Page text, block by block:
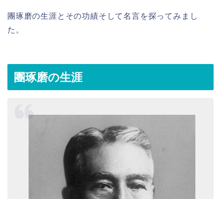
團琢磨の生涯とその功績そして名言を探ってみまし
た。
團琢磨の生涯